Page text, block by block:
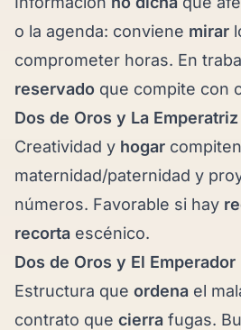
o la agenda: conviene mirar
comprometer horas. En
reservado que compite con
Dos de Oros y La Emperatriz
Creatividad y hogar
maternidad/paternidad y
números. Favorable si hay
recorta escénico.
Dos de Oros y El Emperador
Estructura que ordena el
contrato que cierra fugas.